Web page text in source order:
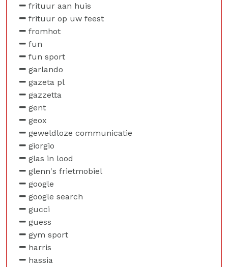
frituur aan huis
frituur op uw feest
fromhot
fun
fun sport
garlando
gazeta pl
gazzetta
gent
geox
geweldloze communicatie
giorgio
glas in lood
glenn's frietmobiel
google
google search
gucci
guess
gym sport
harris
hassia